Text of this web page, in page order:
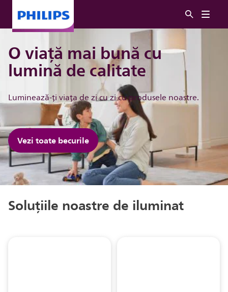
O viață mai bună cu
lumină de calitate
Luminează-ți viața de zi cu zi cu produsele noastre.
Vezi toate becurile
Soluțiile noastre de iluminat